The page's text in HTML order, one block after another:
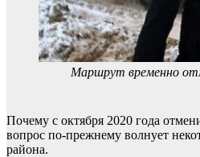
Маршрут временно
Почему с октября 2020 года
вопрос по-прежнему волнует
района.